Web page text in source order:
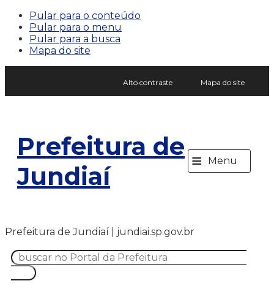
Pular para o conteúdo
Pular para o menu
Pular para a busca
Mapa do site
Alto contraste Mapa do site
Prefeitura de
Jundiaí
≡ Menu
Prefeitura de Jundiaí | jundiai.sp.gov.br